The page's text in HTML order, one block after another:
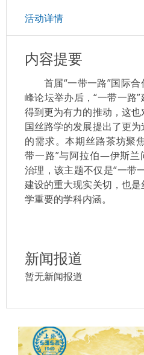
活动详情
内容提要
首届“一带一路”国际合
峰论坛举办后，“一带一路”
得到更为有力的推动，这也
国丝路学的发展提出了更为
的需求。本期丝路茶坊聚
带一路”与阿拉伯—伊斯兰
治理，该主题不仅是“一带
建设的重大现实关切，也是
学重要的学科内涵。
新闻报道
暂无新闻报道